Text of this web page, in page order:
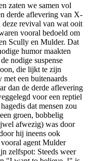
zaten we samen vol
derde aflevering van X-
deze revival van wat ooit
vooral bedoeld om
Scully en Mulder. Dat
humor maakten
nodige suspense
die lijkt te zijn
een buitenaards
dan de derde aflevering
voor een reptiel
dat mensen zou
groen, bobbelig
afwezig) was door
hij ineens ook
agent Mulder
zelfspot: Steeds weer